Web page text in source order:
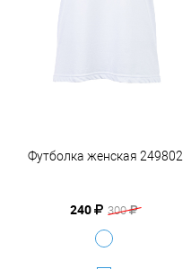
Футболка женская 249802
240 300